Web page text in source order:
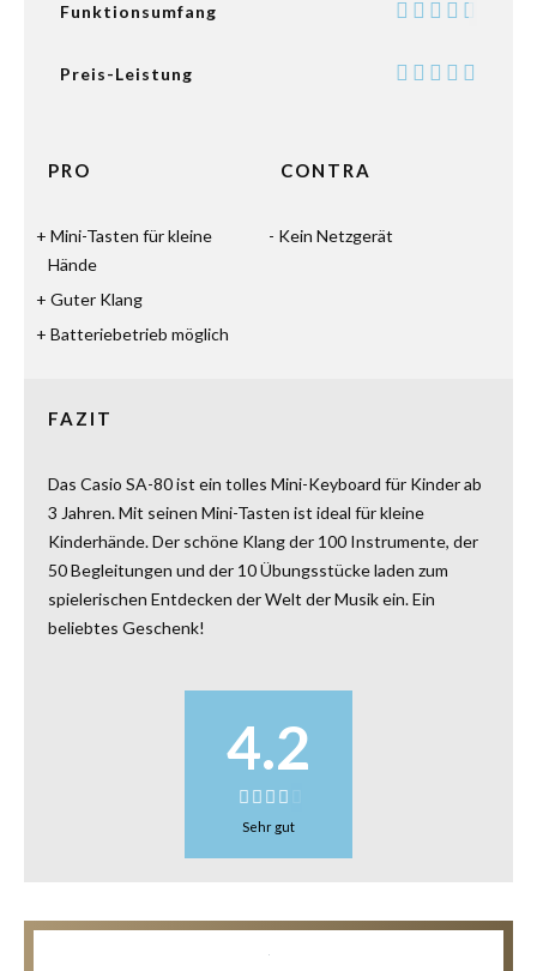
FAZIT
Das Casio SA-80 ist ein tolles Mini-Keyboard für Kinder ab
3 Jahren. Mit seinen Mini-Tasten ist ideal für kleine
Kinderhände. Der schöne Klang der 100 Instrumente, der
50 Begleitungen und der 10 Übungsstücke laden zum
spielerischen Entdecken der Welt der Musik ein. Ein
beliebtes Geschenk!
Funktionsumfang
Preis-Leistung
PRO
Mini-Tasten für kleine
Hände
Guter Klang
Batteriebetrieb möglich
CONTRA
Kein Netzgerät
4.2
Sehr gut